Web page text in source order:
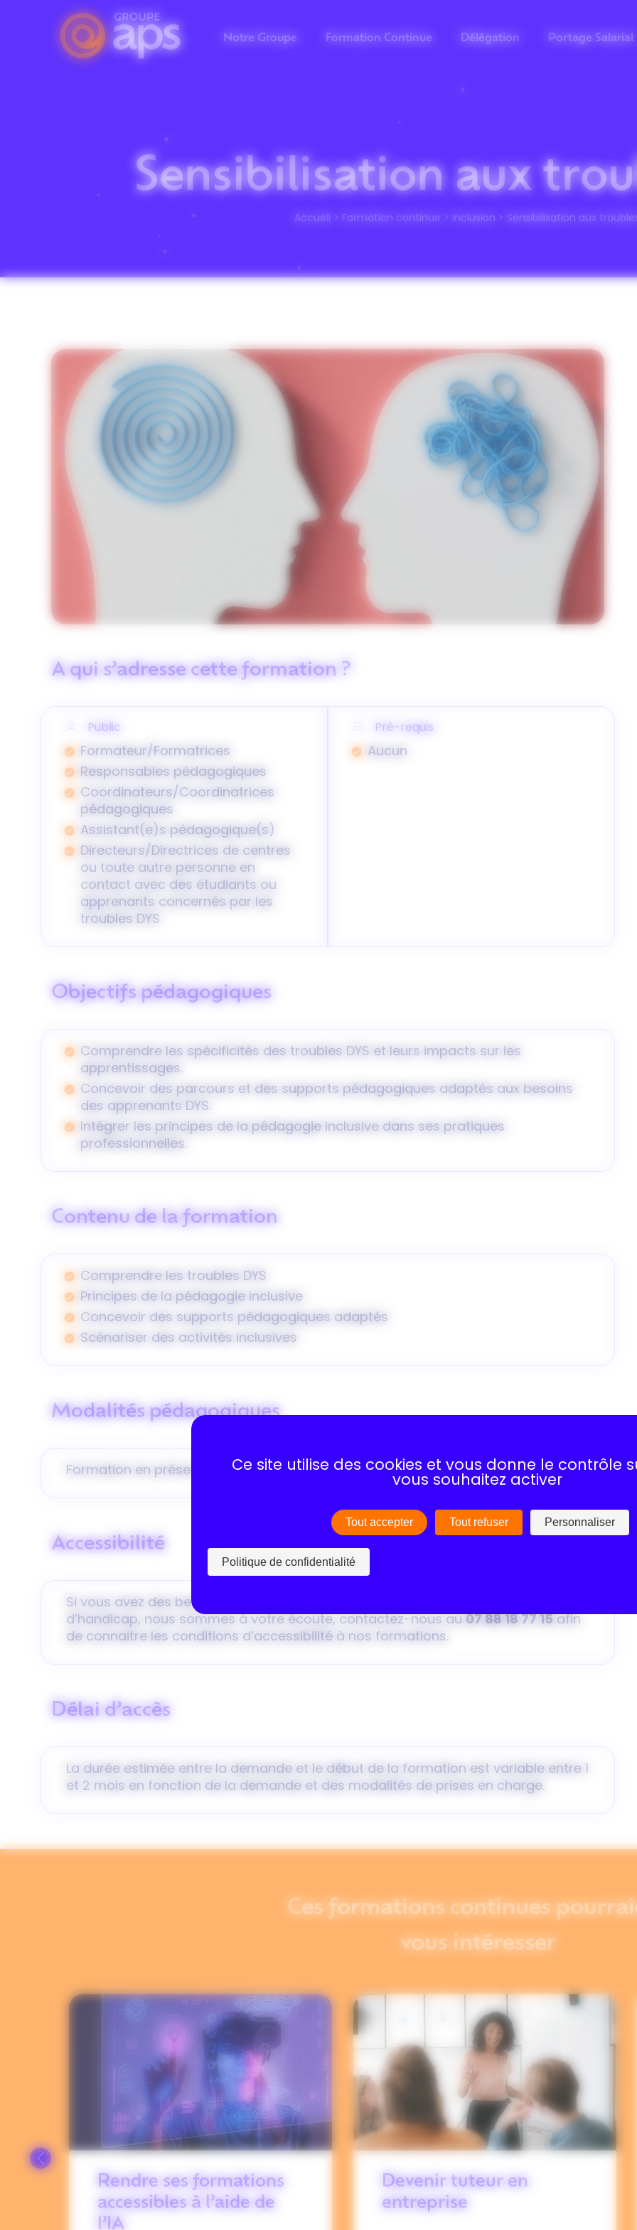
Notre Groupe Formation Continue Délégation Portage Salarial
Sensibilisation aux
Accueil > Formation continue > Inclusion > Sensibilisation aux
A qui s’adresse cette formation ?
Public
Formateur/Formatrices
Responsables pédagogiques
Coordinateurs/Coordinatrices
pédagogiques
Assistant(e)s pédagogique(s)
Directeurs/Directrices de centres
ou toute autre personne en
contact avec des étudiants ou
apprenants concernés par les
troubles DYS
Pré-requis
Aucun
Objectifs pédagogiques
Comprendre les spécificités des troubles DYS et leurs impacts sur les
apprentissages.
Concevoir des parcours et des supports pédagogiques adaptés aux besoins
des apprenants DYS.
Intégrer les principes de la pédagogie inclusive dans ses pratiques
professionnelles.
Contenu de la formation
Comprendre les troubles DYS
Principes de la pédagogie inclusive
Concevoir des supports pédagogiques adaptés
Scénariser des activités inclusives
Modalités pédagogiques
Formation en présentiel à Lyon (Auvergne-Rhône-Alpes) ou 100% en distanciel.
Accessibilité
Si vous avez des besoins spécifiques ou si vous êtes concerné par une situation
d’handicap, nous sommes à votre écoute, contactez-nous au 07 88 18 77 15 afin
de connaitre les conditions d’accessibilité à nos formations.
Délai d’accès
La durée estimée entre la demande et le début de la formation est variable entre 1
et 2 mois en fonction de la demande et des modalités de prises en charge.
Ces formations continues
vous intéresser
Rendre ses formations
accessibles à l’aide de
l’IA
Devenir tuteur en
entreprise
Panneau de gestion des cookies
Ce site utilise des cookies et vous donne le contrôle
vous souhaitez activer
Tout accepter Tout refuser Personnaliser
Politique de confidentialité